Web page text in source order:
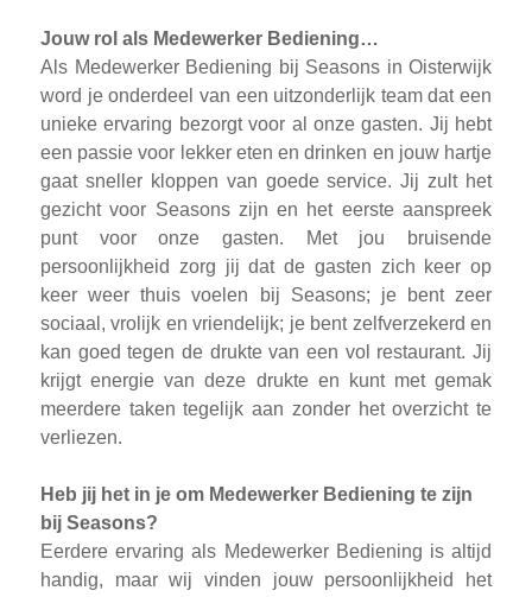
Jouw rol als Medewerker Bediening…
Als Medewerker Bediening bij Seasons in Oisterwijk
word je onderdeel van een uitzonderlijk team dat een
unieke ervaring bezorgt voor al onze gasten. Jij hebt
een passie voor lekker eten en drinken en jouw hartje
gaat sneller kloppen van goede service. Jij zult het
gezicht voor Seasons zijn en het eerste aanspreek
punt voor onze gasten. Met jou bruisende
persoonlijkheid zorg jij dat de gasten zich keer op
keer weer thuis voelen bij Seasons; je bent zeer
sociaal, vrolijk en vriendelijk; je bent zelfverzekerd en
kan goed tegen de drukte van een vol restaurant. Jij
krijgt energie van deze drukte en kunt met gemak
meerdere taken tegelijk aan zonder het overzicht te
verliezen.
Heb jij het in je om Medewerker Bediening te zijn
bij Seasons?
Eerdere ervaring als Medewerker Bediening is altijd
handig, maar wij vinden jouw persoonlijkheid het